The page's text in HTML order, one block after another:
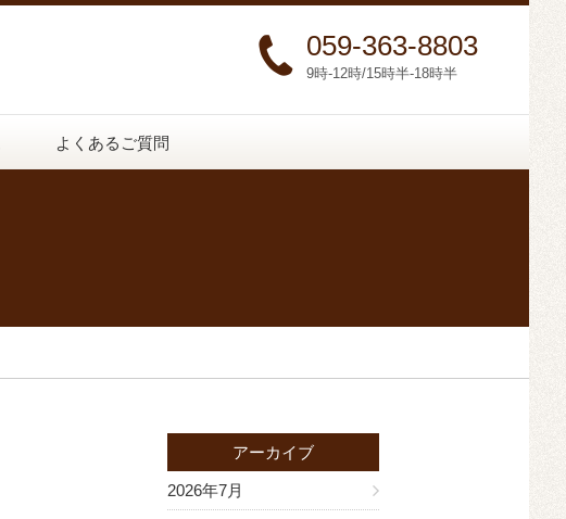
059-363-8803
9時-12時/15時半-18時半
よくあるご質問
アーカイブ
2026年7月